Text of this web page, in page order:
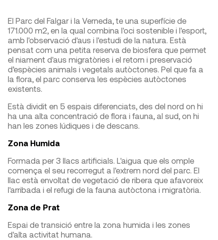
El Parc del Falgar i la Verneda, te una superfície de
171.000 m2, en la qual combina l'oci sostenible i l'esport,
amb l'observació d'aus i l'estudi de la natura. Està
pensat com una petita reserva de biosfera que permet
el niament d'aus migratòries i el retorn i preservació
d’espècies animals i vegetals autòctones. Pel que fa a
la flora, el parc conserva les espècies autòctones
existents.
Està dividit en 5 espais diferenciats, des del nord on hi
ha una alta concentració de flora i fauna, al sud, on hi
han les zones lúdiques i de descans.
Zona Humida
Formada per 3 llacs artificials. L'aigua que els omple
comença el seu recorregut a l'extrem nord del parc. El
llac està envoltat de vegetació de ribera que afavoreix
l'arribada i el refugi de la fauna autòctona i migratòria.
Zona de Prat
Espai de transició entre la zona humida i les zones
d'alta activitat humana.